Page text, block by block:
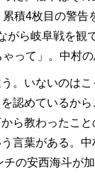
積4枚目の警告
がら岐阜戦を観
って」。中村の
。いないのは
認めているか
ら教わったこ
言葉がある。
の安西海斗が